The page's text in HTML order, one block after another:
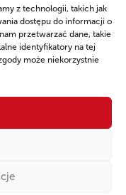
z technologii, takich jak
dostępu do informacji o
przetwarzać dane, takie
identyfikatory na tej
może niekorzystnie